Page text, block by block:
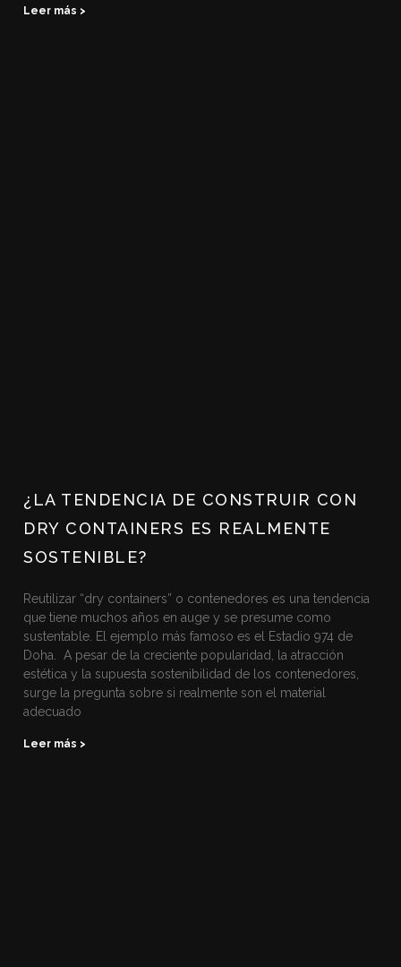
Leer más >
¿LA TENDENCIA DE CONSTRUIR CON
DRY CONTAINERS ES REALMENTE
SOSTENIBLE?
Reutilizar “dry containers” o contenedores es una tendencia
que tiene muchos años en auge y se presume como
sustentable. El ejemplo más famoso es el Estadio 974 de
Doha. A pesar de la creciente popularidad, la atracción
estética y la supuesta sostenibilidad de los contenedores,
surge la pregunta sobre si realmente son el material
adecuado
Leer más >